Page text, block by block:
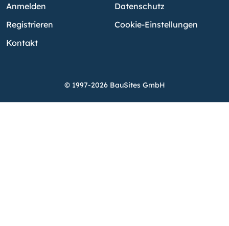
Anmelden
Registrieren
Kontakt
Datenschutz
Cookie-Einstellungen
© 1997-2026 BauSites GmbH